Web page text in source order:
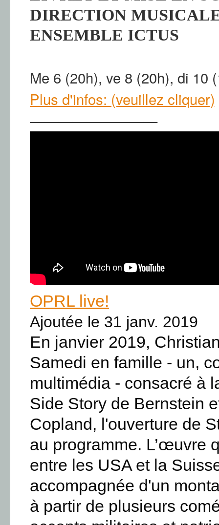
DIRECTION
ENSEMBLE ICTUS
Me 6 (20h), ve 8 (20h), di 10
Plus d'infos: (veuillez cliquer)
—————————
OPRL live!
Ajoutée le 31 janv. 2019
En janvier 2019,
Samedi en famille - un,
multimédia - consacré à
Side Story de Bernstein
Copland, l'ouverture de
au programme. L’œuvre
entre les USA et la
accompagnée d'un
à partir de plusieurs